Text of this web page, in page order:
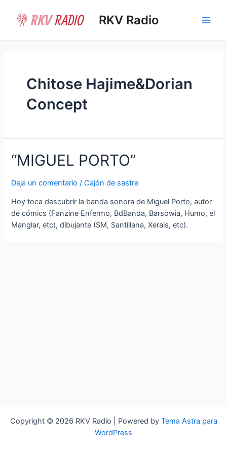
contenido
RKV Radio
Chitose Hajime&Dorian
Concept
“MIGUEL PORTO”
Deja un comentario /Cajón de sastre
Hoy toca descubrir la banda sonora de Miguel Porto, autor
de cómics (Fanzine Enfermo, BdBanda, Barsowia, Humo, el
Manglar, etc), dibujante (SM, Santillana, Xerais, etc).
Copyright © 2026 RKV Radio | Powered by Tema Astra para
WordPress